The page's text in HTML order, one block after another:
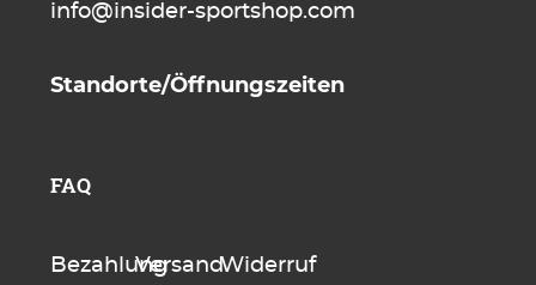
info@insider-sportshop.com
Standorte/Öffnungszeiten
FAQ
BezahlungVersandWiderruf